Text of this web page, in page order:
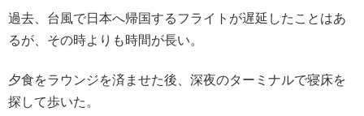
過去、台風で日本へ帰国するフライトが遅延したことはあ
るが、その時よりも時間が長い。
夕食をラウンジを済ませた後、深夜のターミナルで寝床を
探して歩いた。